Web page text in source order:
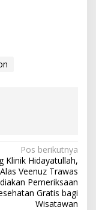
Pos berikutnya
Klinik Hidayatullah,
Alas Veenuz Trawas
Pemeriksaan
Gratis bagi
Wisatawan